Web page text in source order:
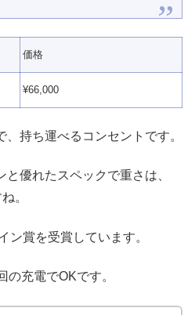
価格
¥66,000
持ち運べるコンセントです。
優れたスペックで重さは、
。
ン賞を受賞しています。
の充電でOKです。